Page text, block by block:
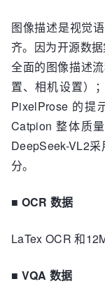
图像描述是视觉
齐。因为开源数
全面的图像描述
置、相机设置）
PixelProse 的提
Catpion 整体质
DeepSeek-VL2
分。
■ OCR 数据
LaTex OCR 和
■ VQA 数据